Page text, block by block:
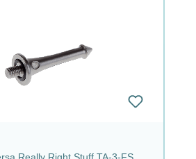
Really Right Stuff TA-3-FS